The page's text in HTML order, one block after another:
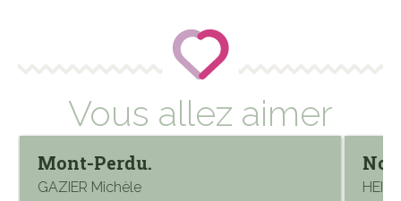
Vous allez aimer
Mont-Perdu.
GAZIER Michèle